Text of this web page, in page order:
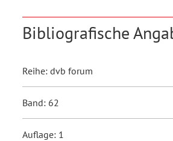
Bibliografische
Reihe: dvb forum
Band: 62
Auflage: 1